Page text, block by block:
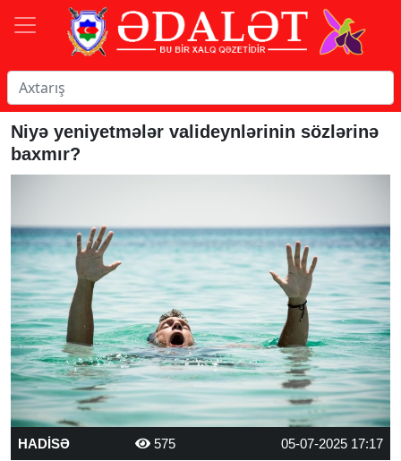
Niyə yeniyetmələr valideynlərinin sözlərinə
baxmır?
HADİSƏ 575
05-07-2025 17:17